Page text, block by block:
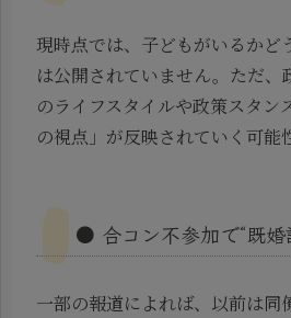
現時点では、子どもがいるかど
は公開されていません。ただ、
のライフスタイルや政策スタン
の視点」が反映されていく可能
● 合コン不参加で“既婚
一部の報道によれば、以前は同